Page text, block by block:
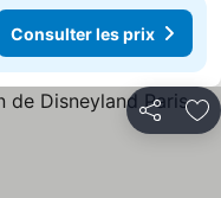
Consulter les prix
Partager